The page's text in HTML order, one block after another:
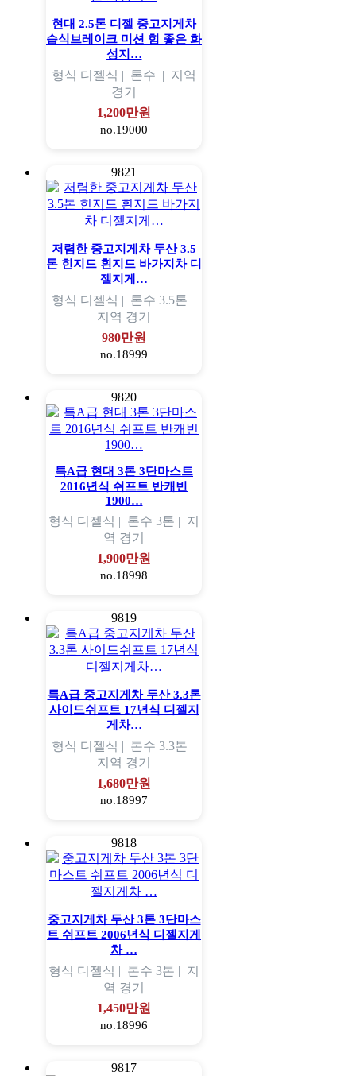
현대 2.5톤 디젤 중고지게차
습식브레이크 미션 힘 좋은 화
성지…
형식 디젤식 | 톤수 | 지역
경기
1,200만원
no.19000
9821
저렴한 중고지게차 두산 3.5
톤 힌지드 흰지드 바가지차 디
젤지게…
형식 디젤식 | 톤수 3.5톤 |
지역 경기
980만원
no.18999
9820
특A급 현대 3톤 3단마스트
2016년식 쉬프트 반캐빈
1900…
형식 디젤식 | 톤수 3톤 | 지
역 경기
1,900만원
no.18998
9819
특A급 중고지게차 두산 3.3톤
사이드쉬프트 17년식 디젤지
게차…
형식 디젤식 | 톤수 3.3톤 |
지역 경기
1,680만원
no.18997
9818
중고지게차 두산 3톤 3단마스
트 쉬프트 2006년식 디젤지게
차 …
형식 디젤식 | 톤수 3톤 | 지
역 경기
1,450만원
no.18996
9817